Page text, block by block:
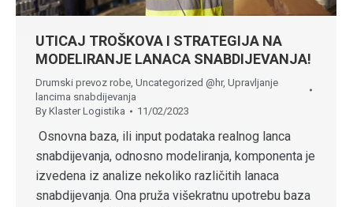
UTICAJ TROŠKOVA I STRATEGIJA NA
MODELIRANJE LANACA SNABDIJEVANJA!
Drumski prevoz robe, Uncategorized @hr, Upravljanje
lancima snabdijevanja
By Klaster Logistika 11/02/2023
Osnovna baza, ili input podataka realnog lanca
snabdijevanja, odnosno modeliranja, komponenta je
izvedena iz analize nekoliko različitih lanaca
snabdijevanja. Ona pruža višekratnu upotrebu baza